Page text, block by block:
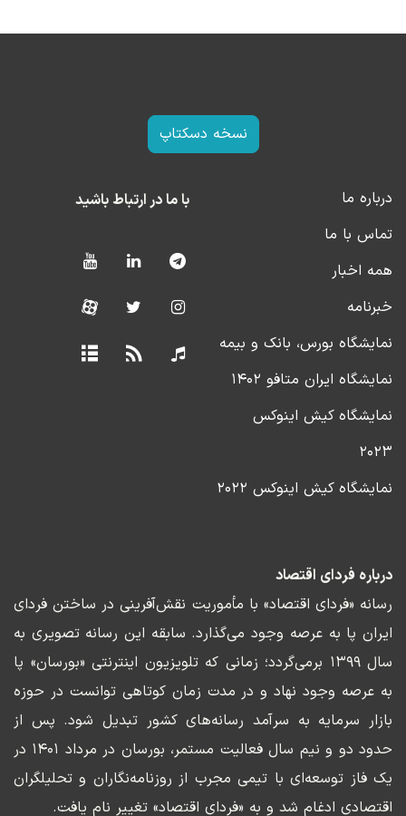
نسخه دسکتاپ
درباره ما
تماس با ما
همه اخبار
خبرنامه
نمایشگاه بورس، بانک و بیمه
نمایشگاه ایران متافو ۱۴۰۲
نمایشگاه کیش اینوکس
۲۰۲۳
نمایشگاه کیش اینوکس ۲۰۲۲
با ما در ارتباط باشید
درباره فردای اقتصاد
رسانه «فردای اقتصاد» با مأموریت نقش‌آفرینی در ساختن فردای
ایران پا به عرصه وجود می‌گذارد. سابقه این رسانه تصویری به
سال ۱۳۹۹ برمی‌گردد؛ زمانی که تلویزیون اینترنتی «بورسان» پا
به عرصه وجود نهاد و در مدت زمان کوتاهی توانست در حوزه
بازار سرمایه به سرآمد رسانه‌های کشور تبدیل شود. پس از
حدود دو و نیم سال فعالیت مستمر، بورسان در مرداد ۱۴۰۱ در
یک فاز توسعه‌ای با تیمی مجرب از روزنامه‌نگاران و تحلیلگران
اقتصادی ادغام شد و به «فردای اقتصاد» تغییر نام یافت.